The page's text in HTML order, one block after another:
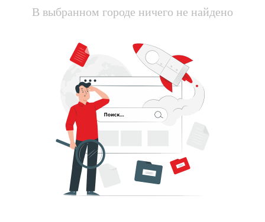
В выбранном городе ничего не найдено